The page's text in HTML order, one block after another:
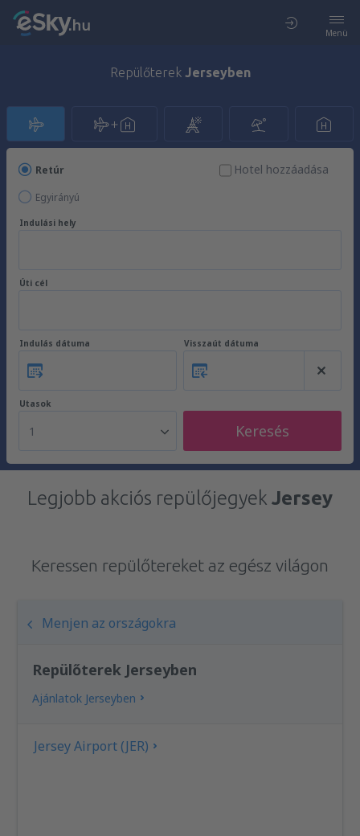
Menü
Repülőterek Jerseyben
Retúr
Egyirányú
Hotel hozzáadása
Indulási hely
Úti cél
Indulás dátuma Visszaút dátuma
Utasok
1 Keresés
Legjobb akciós repülőjegyek Jersey
Keressen repülőtereket az egész világon
Menjen az országokra
Repülőterek Jerseyben
Ajánlatok Jerseyben
Jersey Airport (JER)